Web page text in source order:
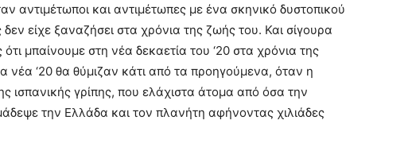
αντιμέτωποι και αντιμέτωπες με ένα σκηνικό δυστοπικού
είχε ξαναζήσει στα χρόνια της ζωής του. Και σίγουρα
μπαίνουμε στη νέα δεκαετία του ‘20 στα χρόνια της
νέα ‘20 θα θύμιζαν κάτι από τα προηγούμενα, όταν η
ισπανικής γρίπης, που ελάχιστα άτομα από όσα την
την Ελλάδα και τον πλανήτη αφήνοντας χιλιάδες